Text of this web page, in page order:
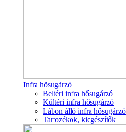
Infra hősugárzó
Beltéri infra hősugárzó
Kültéri infra hősugárzó
Lábon álló infra hősugárzó
Tartozékok, kiegészítők